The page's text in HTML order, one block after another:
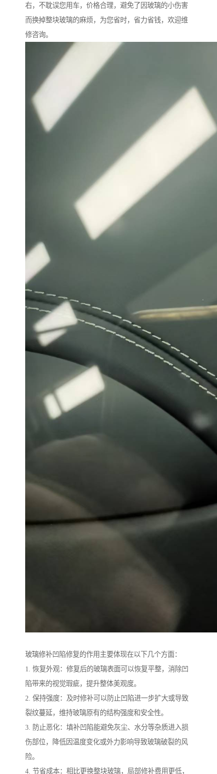
右，不耽误您用车，价格合理，避免了因玻璃的小伤害
而换掉整块玻璃的麻烦，为您省时，省力省钱，欢迎维
修咨询。
玻璃修补凹陷修复的作用主要体现在以下几个方面：
1. 恢复外观：修复后的玻璃表面可以恢复平整，消除凹
陷带来的视觉瑕疵，提升整体美观度。
2. 保持强度：及时修补可以防止凹陷进一步扩大或导致
裂纹蔓延，维持玻璃原有的结构强度和安全性。
3. 防止恶化：填补凹陷能避免灰尘、水分等杂质进入损
伤部位，降低因温度变化或外力影响导致玻璃破裂的风
险。
4. 节省成本：相比更换整块玻璃，局部修补费用更低，